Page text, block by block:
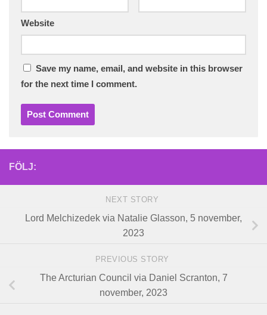
Website
Save my name, email, and website in this browser
for the next time I comment.
FÖLJ:
NEXT STORY
Lord Melchizedek via Natalie Glasson, 5 november,
2023
PREVIOUS STORY
The Arcturian Council via Daniel Scranton, 7
november, 2023